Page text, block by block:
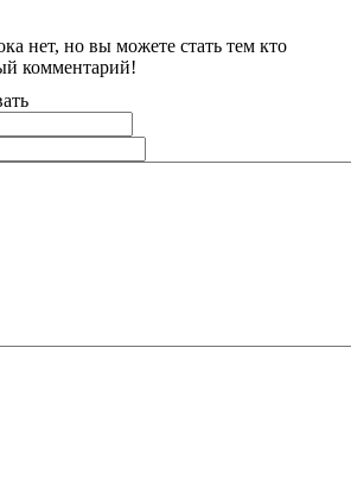
нет, но вы можете стать тем кто
комментарий!